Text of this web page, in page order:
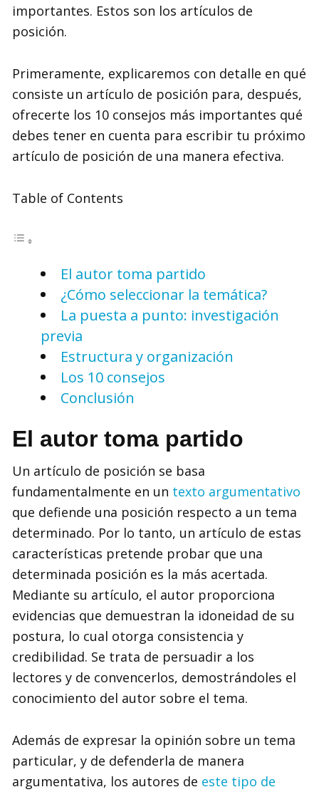
importantes. Estos son los artículos de
posición.
Primeramente, explicaremos con detalle en qué
consiste un artículo de posición para, después,
ofrecerte los 10 consejos más importantes qué
debes tener en cuenta para escribir tu próximo
artículo de posición de una manera efectiva.
Table of Contents
El autor toma partido
¿Cómo seleccionar la temática?
La puesta a punto: investigación
previa
Estructura y organización
Los 10 consejos
Conclusión
El autor toma partido
Un artículo de posición se basa
fundamentalmente en un texto argumentativo
que defiende una posición respecto a un tema
determinado. Por lo tanto, un artículo de estas
características pretende probar que una
determinada posición es la más acertada.
Mediante su artículo, el autor proporciona
evidencias que demuestran la idoneidad de su
postura, lo cual otorga consistencia y
credibilidad. Se trata de persuadir a los
lectores y de convencerlos, demostrándoles el
conocimiento del autor sobre el tema.
Además de expresar la opinión sobre un tema
particular, y de defenderla de manera
argumentativa, los autores de este tipo de